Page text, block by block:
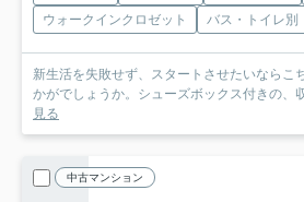
ウォークインクロゼット
バス・トイレ別
新生活を失敗せず、スタートさせたいならこ
かがでしょうか。シューズボックス付きの、
見る
中古マンション